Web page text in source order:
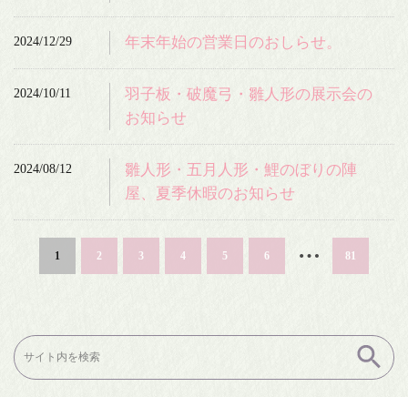
2024/12/29 年末年始の営業日のおしらせ。
2024/10/11
羽子板・破魔弓・雛人形の展示会の
お知らせ
2024/08/12
雛人形・五月人形・鯉のぼりの陣
屋、夏季休暇のお知らせ
1 2 3 4 5 6 … 81
検
索: